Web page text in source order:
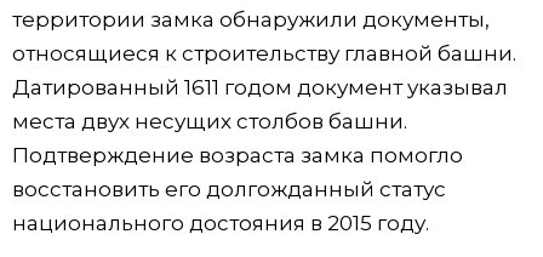
территории замка обнаружили документы,
относящиеся к строительству главной башни.
Датированный 1611 годом документ указывал
места двух несущих столбов башни.
Подтверждение возраста замка помогло
восстановить его долгожданный статус
национального достояния в 2015 году.